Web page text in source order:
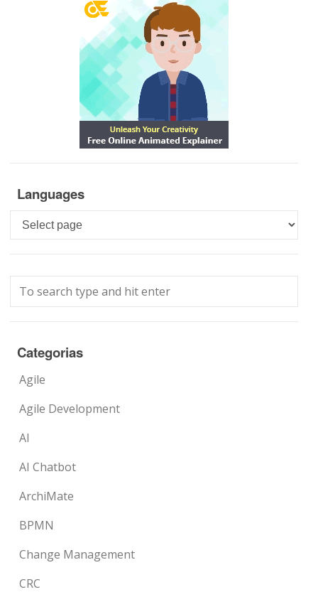
Languages
Languages
Categorias
Agile
Agile Development
AI
AI Chatbot
ArchiMate
BPMN
Change Management
CRC